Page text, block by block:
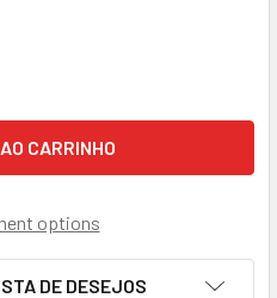
CHICOTES SOLO 2 DL 1.2M
DE CABLAGEM
options
DE DESEJOS